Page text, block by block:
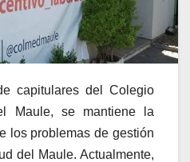
capitulares del Colegio
Maule, se mantiene la
los problemas de gestión
del Maule. Actualmente,